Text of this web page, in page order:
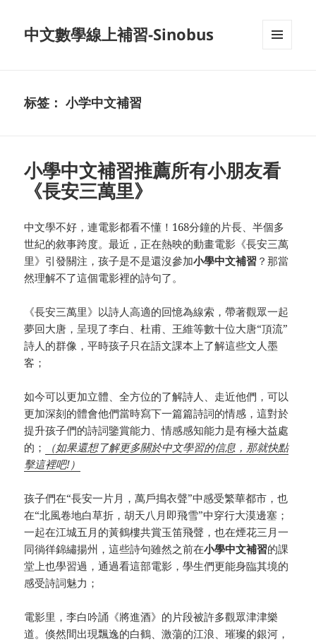
中文數學線上補習-Sinobus
标签：小学中文補習
小學中文補習推薦所有小朋友看
《長安三萬里》
中文學不好，連電影都看不懂！168分鐘的片長、半個多
世紀的敘事跨度。最近，正在熱映的動畫電影《長安三萬
里》引發關注，孩子是不是還沒參加小學中文補習 ？那當
然理解不了這個電影裡的詩句了。
《長安三萬里》以詩人高適的回憶為線索，帶著觀眾一起
夢回大唐，呈現了李白、杜甫、王維等數十位大唐“頂流”
詩人的群像，平時孩子只在語文課本上了解這些文人墨
客；
如今可以更加立體、全方位的了解詩人、走近他們，可以
更加深刻的體會他們當時寫下一篇篇詩詞的情感，這對於
提升孩子們的詩詞鑒賞能力、情感感知能力是有極大益處
的；
（如果還想了解更多關於中文學習的信息，那就快點
擊這裡吧!）
孩子們在“長安一片月，萬戶搗衣聲”中感受繁華都市，也
在“北風卷地白草折，胡天八月即飛雪”中穿行大漠邊塞；
一起在江城五月的黃鶴樓共賞玉笛飛聲，也在煙花三月一
同徜徉錦繡揚州，這些詩句雖然之前在小學中文補習的課
堂上也學習過，通過看這部電影，學生們更能身臨其境的
感受詩詞魅力；
電影里，李白吟誦《將進酒》的片段被許多觀眾津津樂
道。倏然間出現飄逸的白鶴、激蕩的江浪、璀璨的銀河，